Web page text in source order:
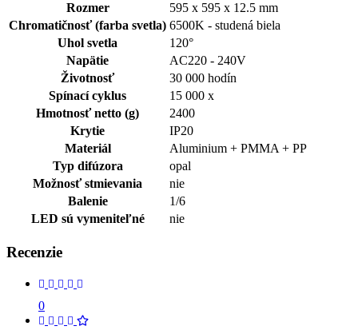
Rozmer
595 x 595 x 12.5 mm
Chromatičnosť (farba svetla) 6500K - studená biela
Uhol svetla
120°
Napätie
AC220 - 240V
Životnosť
30 000 hodín
Spínací cyklus
15 000 x
Hmotnosť netto (g)
2400
Krytie
IP20
Materiál
Aluminium + PMMA + PP
Typ difúzora
opal
Možnosť stmievania
nie
Balenie
1/6
LED sú vymeniteľné
nie
Recenzie
0